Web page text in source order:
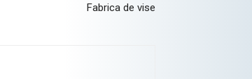
Fabrica de vise